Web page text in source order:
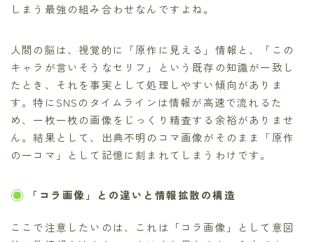
しまう最強の組み合わせなんですよね。
人間の脳は、視覚的に「原作に見える」情報と、「この
キャラが言いそうなセリフ」という既存の知識が一致し
たとき、それを事実として処理しやすい傾向がありま
す。特にSNSのタイムラインは情報が高速で流れるた
め、一枚一枚の画像をじっくり精査する余裕がありませ
ん。結果として、出典不明のコマ画像がそのまま「原作
の一コマ」として記憶に刻まれてしまうわけです。
「コラ画像」との違いと情報拡散の構造
ここで注意したいのは、これは「コラ画像」として意図